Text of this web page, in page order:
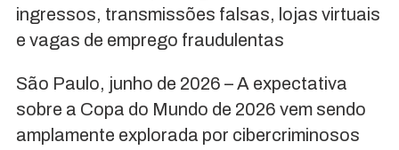
ingressos, transmissões falsas, lojas virtuais
e vagas de emprego fraudulentas
São Paulo, junho de 2026 – A expectativa
sobre a Copa do Mundo de 2026 vem sendo
amplamente explorada por cibercriminosos